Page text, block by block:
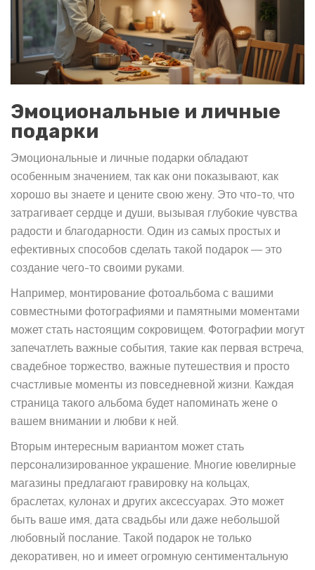
Эмоциональные и личные
подарки
Эмоциональные и личные подарки обладают
особенным значением, так как они показывают, как
хорошо вы знаете и цените свою жену. Это что-то, что
затрагивает сердце и души, вызывая глубокие чувства
радости и благодарности. Один из самых простых и
ефективных способов сделать такой подарок — это
создание чего-то своими руками.
Например, монтирование фотоальбома с вашими
совместными фотографиями и памятными моментами
может стать настоящим сокровищем. Фотографии могут
запечатлеть важные события, такие как первая встреча,
свадебное торжество, важные путешествия и просто
счастливые моменты из повседневной жизни. Каждая
страница такого альбома будет напоминать жене о
вашем внимании и любви к ней.
Вторым интересным вариантом может стать
персонализированное украшение. Многие ювелирные
магазины предлагают гравировку на кольцах,
браслетах, кулонах и других аксессуарах. Это может
быть ваше имя, дата свадьбы или даже небольшой
любовный послание. Такой подарок не только
декоративен, но и имеет огромную сентиментальную